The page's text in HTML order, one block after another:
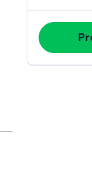
Press
the
question